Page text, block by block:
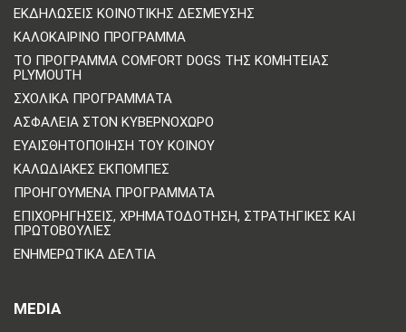
ΕΚΔΗΛΏΣΕΙΣ ΚΟΙΝΟΤΙΚΉΣ ΔΈΣΜΕΥΣΗΣ
ΚΑΛΟΚΑΙΡΙΝΌ ΠΡΌΓΡΑΜΜΑ
ΤΟ ΠΡΌΓΡΑΜΜΑ COMFORT DOGS ΤΗΣ ΚΟΜΗΤΕΊΑΣ
PLYMOUTH
ΣΧΟΛΙΚΆ ΠΡΟΓΡΆΜΜΑΤΑ
ΑΣΦΆΛΕΙΑ ΣΤΟΝ ΚΥΒΕΡΝΟΧΏΡΟ
ΕΥΑΙΣΘΗΤΟΠΟΊΗΣΗ ΤΟΥ ΚΟΙΝΟΎ
ΚΑΛΩΔΙΑΚΈΣ ΕΚΠΟΜΠΈΣ
ΠΡΟΗΓΟΎΜΕΝΑ ΠΡΟΓΡΆΜΜΑΤΑ
ΕΠΙΧΟΡΗΓΉΣΕΙΣ, ΧΡΗΜΑΤΟΔΌΤΗΣΗ, ΣΤΡΑΤΗΓΙΚΈΣ ΚΑΙ
ΠΡΩΤΟΒΟΥΛΊΕΣ
ΕΝΗΜΕΡΩΤΙΚΆ ΔΕΛΤΊΑ
MEDIA